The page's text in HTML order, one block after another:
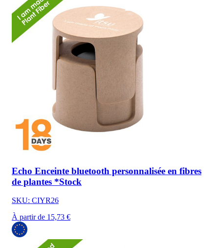
Echo Enceinte bluetooth personnalisée en fibres
de plantes *Stock
SKU: CIYR26
À partir de 15,73 €